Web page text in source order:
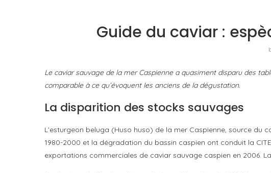
Guide du caviar :
Le caviar sauvage de la mer Caspienne a quasiment disparu des
comparable à ce qu’évoquent les anciens de la dégustation.
La disparition des stocks sauvages
L’esturgeon beluga (Huso huso) de la mer Caspienne, source du
1980-2000 et la dégradation du bassin caspien ont conduit la
exportations commerciales de caviar sauvage caspien en 2006.